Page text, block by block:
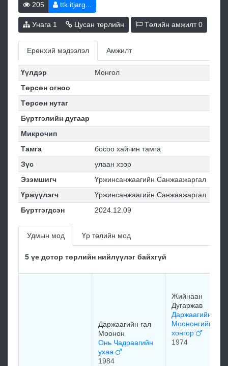
205 ttk.itjarg...
Унага 1 Цусан төрлийн Төлийн амжилт0
Ерөнхий мэдээлэл Амжилт
Үүлдэр
Монгол
Төрсөн огноо
Төрсөн нутаг
Бүртгэлийн дугаар
Микрочип
Тамга
босоо хайчин тамга
Зүс
улаан хээр
Эзэмшигч
Үржинсанжаагийн Санжаажаргал
Үржүүлэгч
Үржинсанжаагийн Санжаажаргал
Бүртгэгдсэн
2024.12.09
Удмын мод Үр төлийн мод
5 үе дотор төрлийн нийлүүлэг байхгүй
Даржаагийн гал
Моонон
Онь Чадраагийн
ухаа
1984
Жийнаан
Дугаржав
Даржаагийн гал
Моононгийн
хонгор
1974